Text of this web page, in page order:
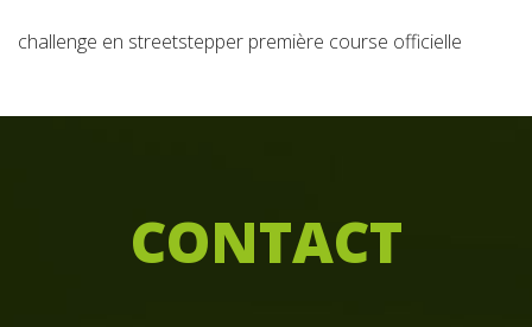
challenge en streetstepper première course officielle
CONTACT